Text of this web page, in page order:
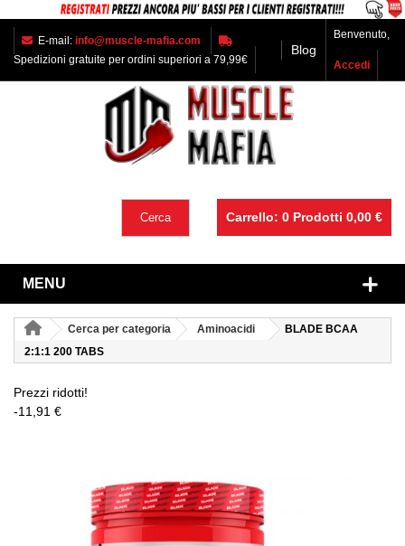
E-mail: info@muscle-mafia.com
Spedizioni gratuite per ordini superiori a 79,99€
Blog
Benvenuto,
Accedi
Carrello: 0 Prodotti 0,00 €
Cerca
MENU
Cerca per categoria Aminoacidi
BLADE BCAA
2:1:1 200 TABS
Prezzi ridotti!
-11,91 €